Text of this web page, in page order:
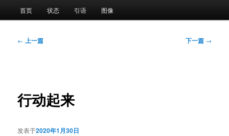
首页 状态 引语 图像
文← 上一篇 下一篇 →
行动起来
发表于2020年1月30日